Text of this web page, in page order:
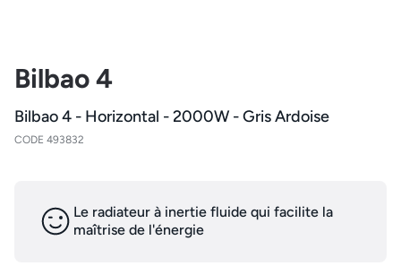
Bilbao 4
Bilbao 4 - Horizontal - 2000W - Gris Ardoise
CODE 493832
Le radiateur à inertie fluide qui facilite la
maîtrise de l'énergie